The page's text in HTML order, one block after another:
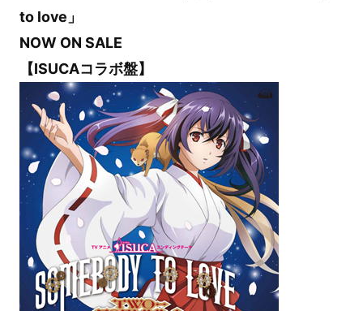
to love」
NOW ON SALE
【ISUCAコラボ盤】